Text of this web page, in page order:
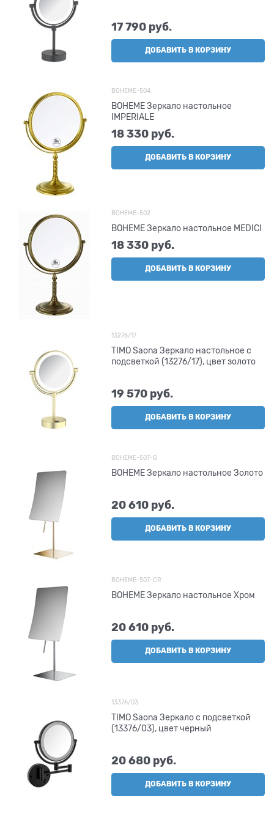
17 790 руб.
ДОБАВИТЬ В КОРЗИНУ
BOHEME-504
BOHEME Зеркало настольное
IMPERIALE
18 330 руб.
ДОБАВИТЬ В КОРЗИНУ
BOHEME-502
BOHEME Зеркало настольное MEDICI
18 330 руб.
ДОБАВИТЬ В КОРЗИНУ
13276/17
TIMO Saona Зеркало настольное с
подсветкой (13276/17), цвет золото
19 570 руб.
ДОБАВИТЬ В КОРЗИНУ
BOHEME-507-G
BOHEME Зеркало настольное Золото
20 610 руб.
ДОБАВИТЬ В КОРЗИНУ
BOHEME-507-CR
BOHEME Зеркало настольное Хром
20 610 руб.
ДОБАВИТЬ В КОРЗИНУ
13376/03
TIMO Saona Зеркало с подсветкой
(13376/03), цвет черный
20 680 руб.
ДОБАВИТЬ В КОРЗИНУ